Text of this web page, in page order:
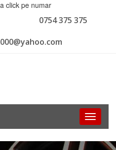
click pe numar
0754 375 375
Toggle